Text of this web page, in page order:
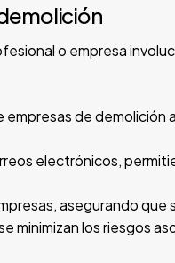
o empresa
empresas de
electrónicos,
asegurando
minimizan los riesgos